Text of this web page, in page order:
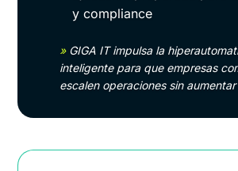
y compliance
»GIGA IT impulsa la
inteligente para que empresas
escalen operaciones sin